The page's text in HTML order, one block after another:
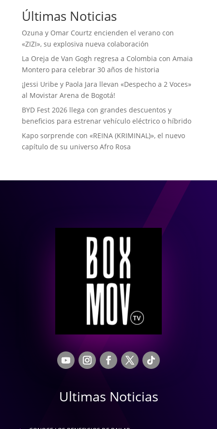
Últimas Noticias
Ozuna y Omar Courtz encienden el verano con
«ZIZI», su explosiva nueva colaboración
La Oreja de Van Gogh regresa a Colombia con Amaia
Montero para celebrar 30 años de historia
¡Jessi Uribe y Paola Jara llevan «Despecho a 2 Voces»
al Movistar Arena de Bogotá!
BYD Fest 2026 llega con grandes descuentos y
beneficios para estrenar vehículo eléctrico o híbrido
Kapo sorprende con «REINA (KRIMINAL)», el nuevo
capítulo de su universo Afro Rosa
Ultimas Noticias